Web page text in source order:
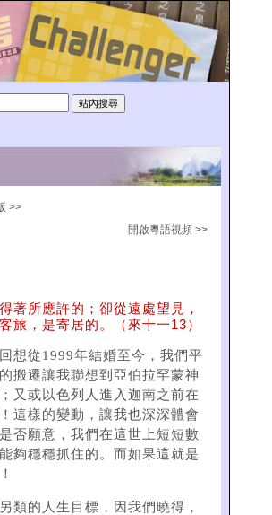
>>
開啟粵語視頻 >>
著所應許的；卻從遠處望見，
旅，是寄居的。（來十一13）
想從1999年結婚至今，我們平
搬遷讓我聯想到亞伯拉罕蒙神
又或以色列人進入迦南之前在
這樣的變動，讓我也深深體會
否願意，我們在這世上短短數
夠穩穩抓住的。而如果這就是
類的人生目標，因我們曉得，